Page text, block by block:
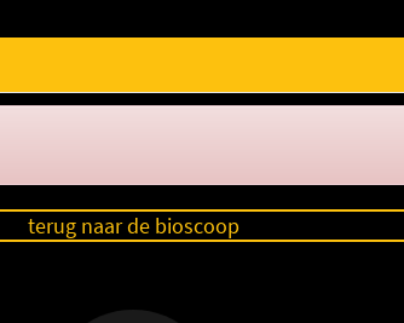
terug naar de bioscoop